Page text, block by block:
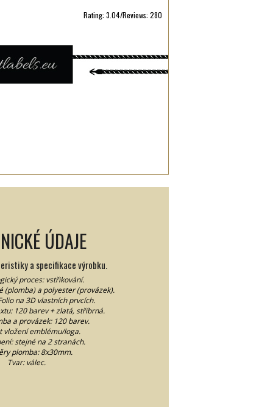
Rating: 3.04/Reviews: 280
ÚDAJE
a specifikace výrobku.
proces: vstřikování.
(plomba) a polyester (provázek).
na 3D vlastních prvcích.
120 barev + zlatá, stříbrná.
a provázek: 120 barev.
vložení emblému/loga.
stejné na 2 stranách.
plomba: 8x30mm.
Tvar: válec.